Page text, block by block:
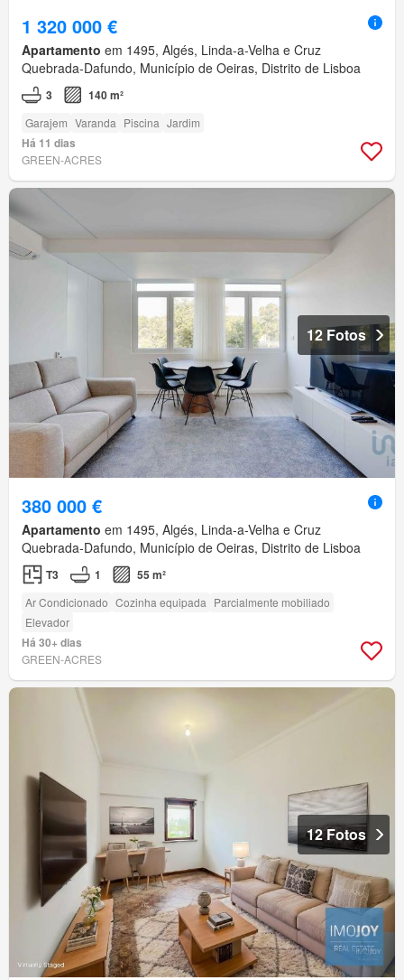
1 320 000 €
Apartamento em 1495, Algés, Linda-a-Velha e Cruz
Quebrada-Dafundo, Município de Oeiras, Distrito de Lisboa
3 140 m²
Garajem Varanda Piscina Jardim
Há 11 dias
GREEN-ACRES
12 Fotos
380 000 €
Apartamento em 1495, Algés, Linda-a-Velha e Cruz
Quebrada-Dafundo, Município de Oeiras, Distrito de Lisboa
T3 1 55 m²
Ar Condicionado Cozinha equipada Parcialmente mobiliado
Elevador
Há 30+ dias
GREEN-ACRES
12 Fotos